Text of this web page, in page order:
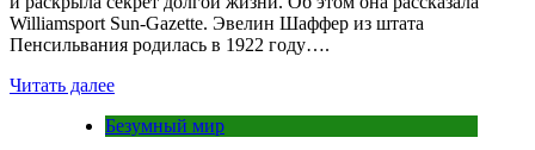
Williamsport Sun-Gazette. Эвелин Шаффер из штата
Пенсильвания родилась в 1922 году….
Читать далее
Безумный мир